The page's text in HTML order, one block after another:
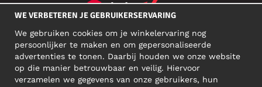
SOCIAL MEDIA
ZAKELIJK ADRES
WE VERBETEREN JE GEBRUIKERSERVARING
We gebruiken cookies om je winkelervaring nog
persoonlijker te maken en om gepersonaliseerde
advertenties te tonen. Daarbij houden we onze website
op die manier betrouwbaar en veilig. Hiervoor
verzamelen we gegevens van onze gebruikers, hun